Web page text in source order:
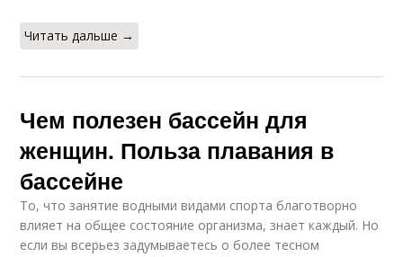
Читать дальше →
Чем полезен бассейн для
женщин. Польза плавания в
бассейне
То, что занятие водными видами спорта благотворно
влияет на общее состояние организма, знает каждый. Но
если вы всерьез задумываетесь о более тесном